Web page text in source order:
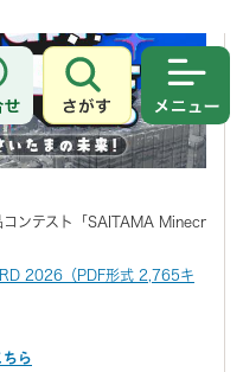
問合せ
さがす
コンテスト「SAITAMA Minecr
2026（PDF形式 2,765キ
ちら